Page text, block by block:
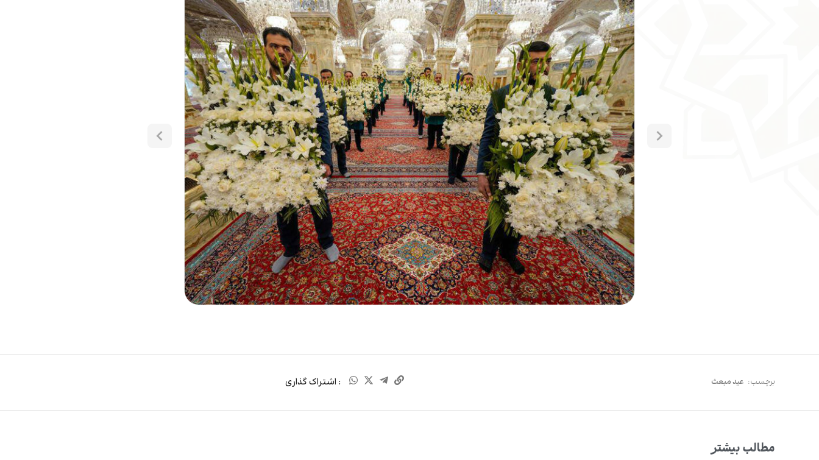
برچسب: عید مبعث : اشتراک گذاری
مطالب بیشتر